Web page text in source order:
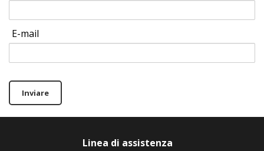
E-mail
Inviare
Linea di assistenza